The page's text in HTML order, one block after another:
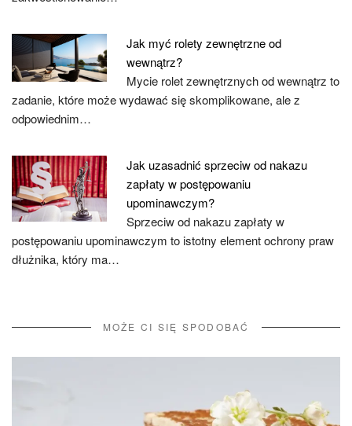
Jak myć rolety zewnętrzne od
wewnątrz?
Mycie rolet zewnętrznych od wewnątrz to
zadanie, które może wydawać się skomplikowane, ale z
odpowiednim…
Jak uzasadnić sprzeciw od nakazu
zapłaty w postępowaniu
upominawczym?
Sprzeciw od nakazu zapłaty w
postępowaniu upominawczym to istotny element ochrony praw
dłużnika, który ma…
MOŻE CI SIĘ SPODOBAĆ